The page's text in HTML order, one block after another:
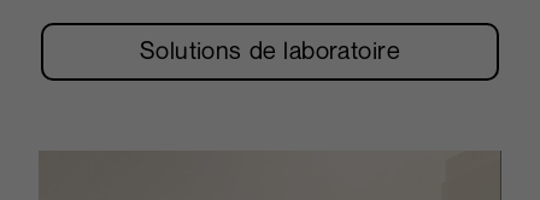
Solutions de laboratoire